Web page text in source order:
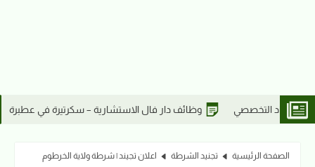
فال الاستشارية – سكرتيرة في عطبرة وظائف دار فال الاستشارية –
الصفحة الرئيسية تجنيد الشرطة اعلان تجيند | شرطة ولاية الخرطوم